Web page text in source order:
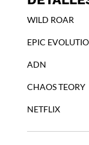
WILD ROAR
EPIC
ADN
CHAOS TEORY
NETFLIX